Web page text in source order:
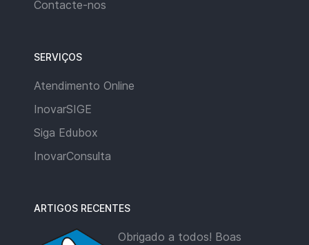
Contacte-nos
SERVIÇOS
Atendimento Online
InovarSIGE
Siga Edubox
InovarConsulta
ARTIGOS RECENTES
Obrigado a todos! Boas